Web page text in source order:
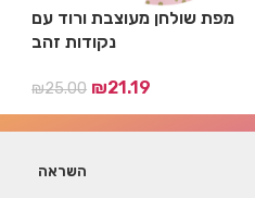
מפת שולחן מעוצבת ורוד עם
נקודות זהב
₪25.00 ₪21.19
השראה